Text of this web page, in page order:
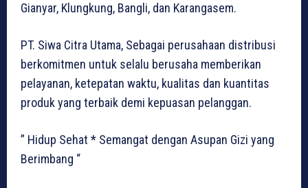
Gianyar, Klungkung, Bangli, dan Karangasem.
PT. Siwa Citra Utama, Sebagai perusahaan distribusi
berkomitmen untuk selalu berusaha memberikan
pelayanan, ketepatan waktu, kualitas dan kuantitas
produk yang terbaik demi kepuasan pelanggan.
” Hidup Sehat * Semangat dengan Asupan Gizi yang
Berimbang “